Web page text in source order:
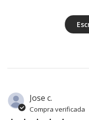
Jose c.
Compra verificada